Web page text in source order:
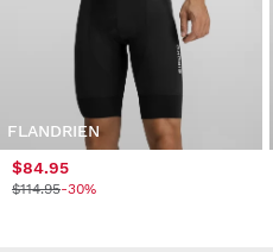
FLANDRIEN
$84.95
$114.95-30%